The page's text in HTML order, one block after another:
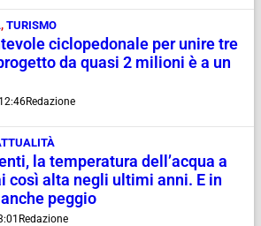
, TURISMO
ciclopedonale per unire tre
da quasi 2 milioni è a un
Redazione
la temperatura dell’acqua a
così alta negli ultimi anni. E in
peggio
Redazione